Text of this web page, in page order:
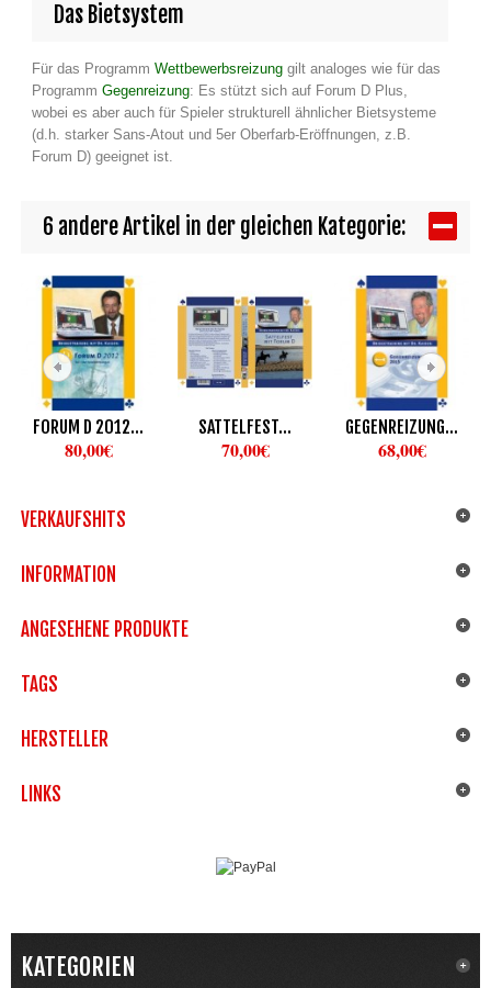
Das Bietsystem
Für das ProgrammWettbewerbsreizung gilt analoges wie für das
ProgrammGegenreizung: Es stützt sich auf Forum D Plus,
wobei es aber auch für Spieler strukturell ähnlicher Bietsysteme
(d.h. starker Sans-Atout und 5er Oberfarb-Eröffnungen, z.B.
Forum D) geeignet ist.
6 andere Artikel in der gleichen Kategorie:
FORUM D 2012...
80,00€
SATTELFEST...
70,00€
GEGENREIZUNG...
68,00€
VERKAUFSHITS
INFORMATION
ANGESEHENE PRODUKTE
TAGS
HERSTELLER
LINKS
KATEGORIEN